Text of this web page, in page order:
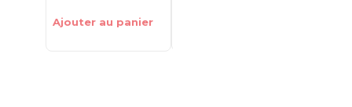
Ajouter au panier